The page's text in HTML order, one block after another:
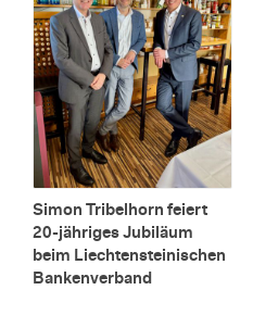
Simon Tri­bel­horn fei­ert
20-jäh­ri­ges Ju­bi­lä­um
beim Liech­ten­stei­ni­schen
Ban­ken­ver­band